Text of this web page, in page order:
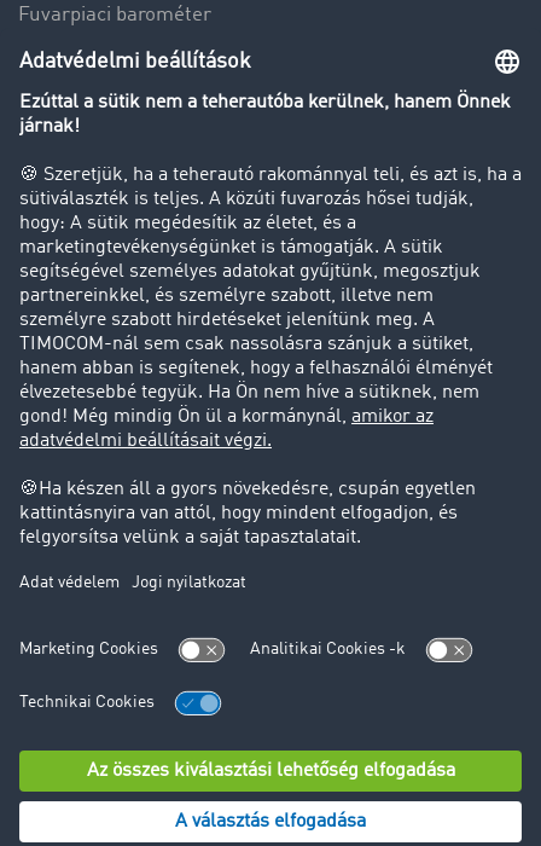
Fuvarpiaci barométer
Transzportlexikon
Tehergépkocsi-forgalomkorlátozás
Cég
Sikertörténetek
Ügyfél hoz ügyfelet
Jogi információk
Impresszum
Adatvédelem
süti-beállítások
Támogatás
© TIMOCOM GmbH 2024. Minden jog fenntartva